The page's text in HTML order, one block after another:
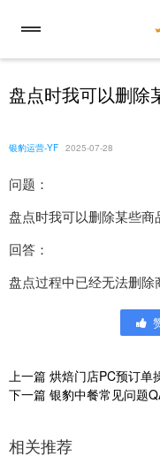
盘点时我可以删除
银豹运营-YF 2025-07-28
问题：
盘点时我可以删除某些商
回答：
盘点过程中已经无法删除
上一篇 烘焙门店PC预订单
下一篇 银豹中餐常见问题
相关推荐